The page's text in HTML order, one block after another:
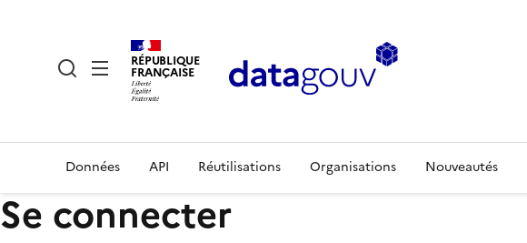
RÉPUBLIQUE
FRANÇAISE
Données API Réutilisations Organisations Nouveautés
Se connecter